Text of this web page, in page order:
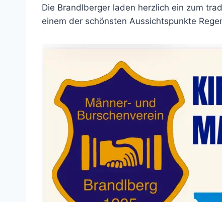
Die Brandlberger laden herzlich ein zum
einem der schönsten Aussichtspunkte